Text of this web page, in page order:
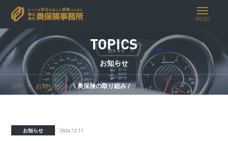
MENU
TOPICS
お知らせ
TOP お知らせ \ 奥保険の取り組み /
お知らせ 2024.12.11